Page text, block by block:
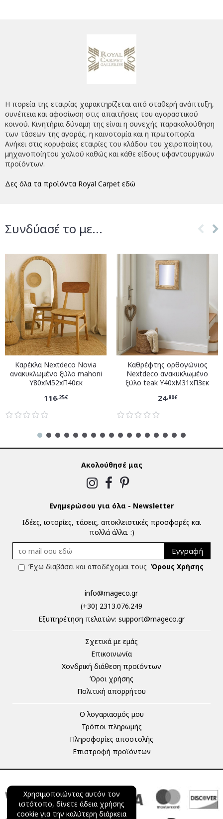
Η πορεία της εταιρίας χαρακτηρίζεται από σταθερή ανάπτυξη,
συνέπεια και αφοσίωση στις απαιτήσεις του αγοραστικού
κοινού. Κινητήρια δύναμη της είναι η συνεχής παρακολούθηση
των τάσεων της αγοράς, η καινοτομία και η πρωτοπορία.
Ανήκει στις κορυφαίες εταιρίες του κλάδου του χειροποίητου,
μηχανοποίητου χαλιού καθώς και κάθε είδους υφαντουργικών
προϊόντων.
Δες όλα τα προϊόντα Royal Carpet εδώ
Συνδύασέ το με...
Καρέκλα Nextdeco Novia
ανακυκλωμένο ξύλο mahoni
Υ80xM52xΠ40εκ
116,25€
Καθρέφτης ορθογώνιος
Nextdeco ανακυκλωμένο
ξύλο teak Υ40xM31xΠ3εκ
24,80€
Χρησιμοποιώντας αυτόν τον
ιστότοπο, δίνετε άδεια χρήσης
cookie για την καλύτερη διάρκεια
Ακολούθησέ μας
Ενημερώσου για όλα - Newsletter
Ιδέες, ιστορίες, τάσεις, αποκλειστικές προσφορές και
πολλά άλλα. :)
Εγγραφή
Έχω διαβάσει και αποδέχομαι τους Όρους Χρήσης
info@mageco.gr
(+30) 2313.076.249
Eξυπηρέτηση πελατών: support@mageco.gr
Σχετικά με εμάς
Επικοινωνία
Χονδρική διάθεση προϊόντων
Όροι χρήσης
Πολιτική απορρήτου
Ο λογαριασμός μου
Τρόποι πληρωμής
Πληροφορίες αποστολής
Επιστροφή προϊόντων